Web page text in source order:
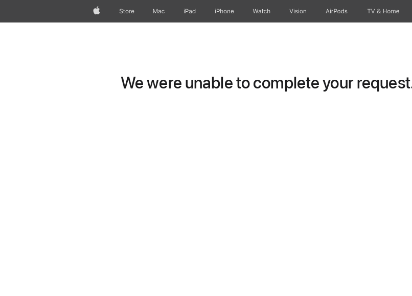
AppleStore Mac iPad iPhone Watch Vision AirPods TV & Home
We were unable to complete your